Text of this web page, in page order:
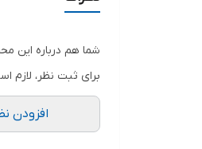
.
شما هم درباره این
برای ثبت نظر، لازم
افزودن